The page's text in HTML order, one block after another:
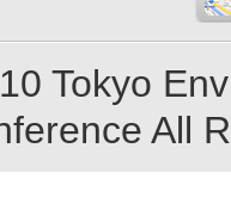
Tokyo
All